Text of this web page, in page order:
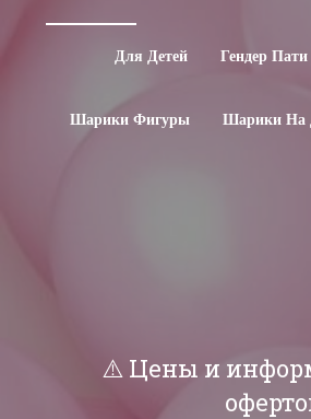
Для Детей Гендер Пати
Шарики Фигуры Шарики На
⚠️ Цены и